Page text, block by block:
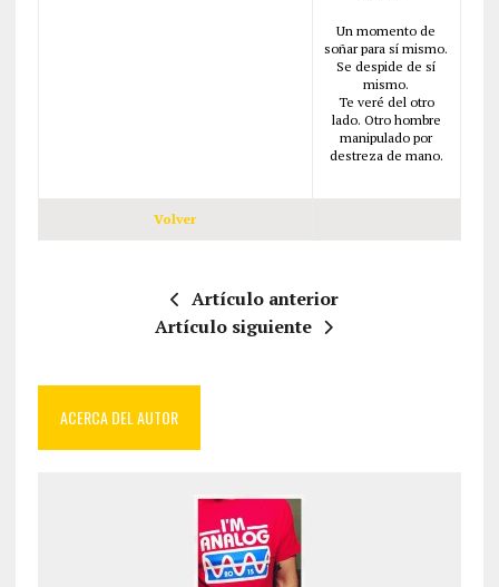
Un momento de
soñar para sí mismo.
Se despide de sí
mismo.
Te veré del otro
lado. Otro hombre
manipulado por
destreza de mano.
Volver
Artículo anterior
Artículo siguiente
ACERCA DEL AUTOR